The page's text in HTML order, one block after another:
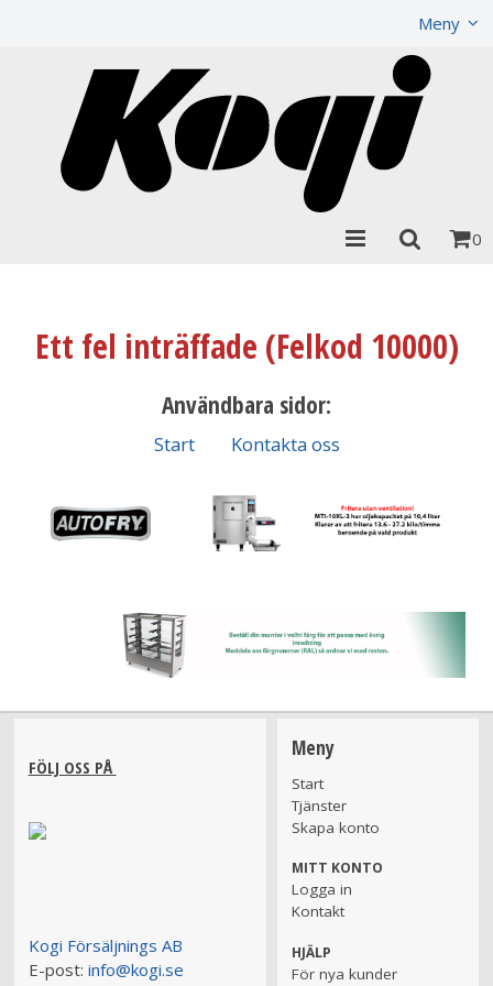
Meny
0
Ett fel inträffade (Felkod 10000)
Användbara sidor:
Start Kontakta oss
FÖLJ OSS PÅ
Kogi Försäljnings AB
E-post: info@kogi.se
Meny
Start
Tjänster
Skapa konto
MITT KONTO
Logga in
Kontakt
HJÄLP
För nya kunder